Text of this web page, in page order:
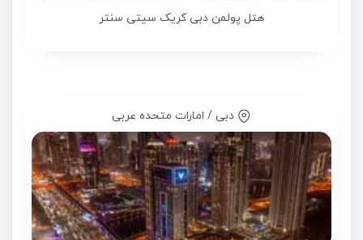
هتل پولمن دبی کریک سیتی سنتر
دبی / امارات متحده عربی